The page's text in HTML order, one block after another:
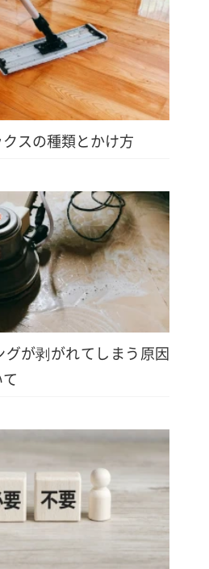
スの種類とかけ方
グが剥がれてしまう原因